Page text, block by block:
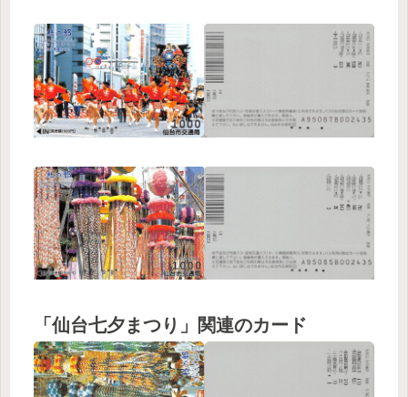
「仙台七夕まつり」関連のカード